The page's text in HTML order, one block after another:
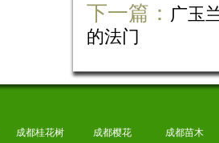
下一篇： 广玉
的法门
成都桂花树 成都樱花 成都苗木